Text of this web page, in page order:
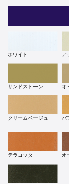
ホワイト ア
サンドストーン オ
クリームベージュ バ
テラコッタ オ